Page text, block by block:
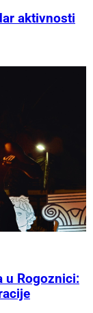
aktivnosti
u Rogoznici: